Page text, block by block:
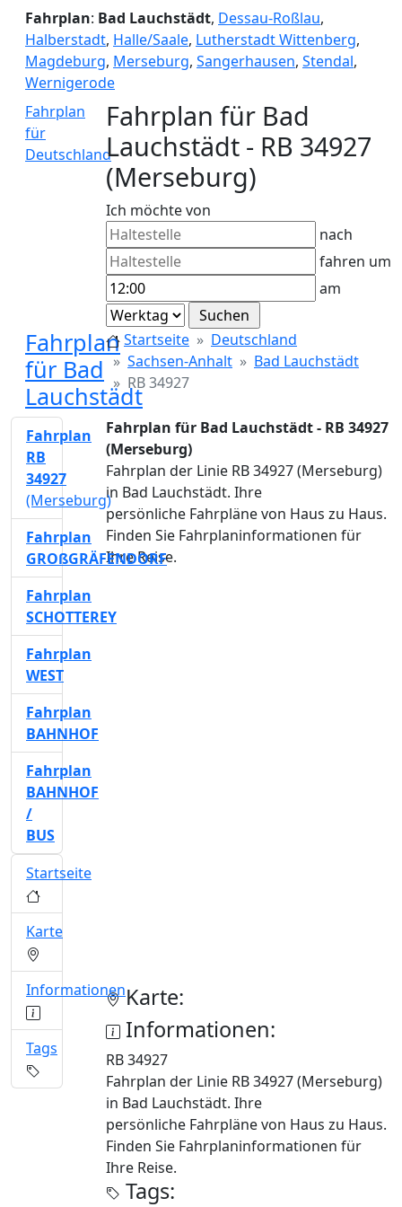
Fahrplan: Bad Lauchstädt, Dessau-Roßlau,
Halberstadt, Halle/Saale, Lutherstadt Wittenberg,
Magdeburg, Merseburg, Sangerhausen, Stendal,
Wernigerode
Fahrplan
für
Deutschland
Fahrplan für Bad
Lauchstädt - RB 34927
(Merseburg)
Ich möchte von
nach
fahren um
am
Fahrplan
für Bad
Lauchstädt
Startseite
Deutschland
Sachsen-Anhalt
Bad Lauchstädt
RB 34927
Fahrplan für Bad Lauchstädt - RB 34927
(Merseburg)
Fahrplan der Linie RB 34927 (Merseburg)
in Bad Lauchstädt. Ihre
persönliche Fahrpläne von Haus zu Haus.
Finden Sie Fahrplaninformationen für
Ihre Reise.
Karte:
Informationen:
RB 34927
Fahrplan der Linie RB 34927 (Merseburg)
in Bad Lauchstädt. Ihre
persönliche Fahrpläne von Haus zu Haus.
Finden Sie Fahrplaninformationen für
Ihre Reise.
Tags:
Fahrplan
RB
34927
(Merseburg)
Fahrplan
GROßGRÄFENDORF
Fahrplan
SCHOTTEREY
Fahrplan
WEST
Fahrplan
BAHNHOF
Fahrplan
BAHNHOF
/
BUS
Startseite
Karte
Informationen
Tags